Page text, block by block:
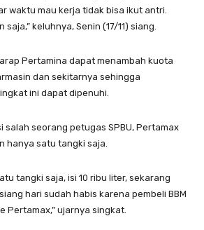
waktu mau kerja tidak bisa ikut antri.
keluhnya, Senin (17/11) siang.
Pertamina dapat menambah kuota
dan sekitarnya sehingga
ini dapat dipenuhi.
salah seorang petugas SPBU, Pertamax
hanya satu tangki saja.
tangki saja, isi 10 ribu liter, sekarang
hari sudah habis karena pembeli BBM
Pertamax,” ujarnya singkat.